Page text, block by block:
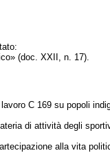
(doc. XXII, n. 17).
C 169 su popoli
di attività degli
alla vita